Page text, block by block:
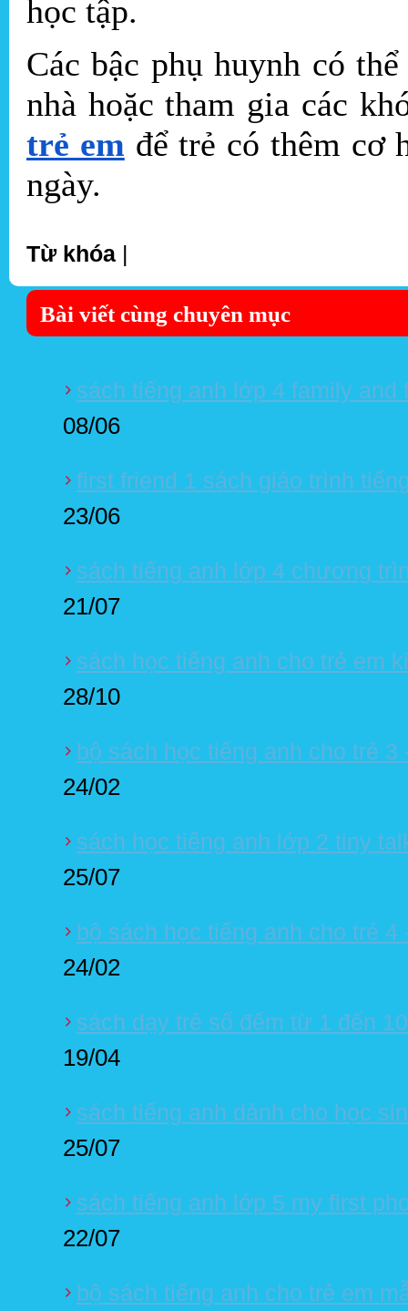
học tập.
Các bậc phụ huynh có
nhà hoặc tham gia các
trẻ em để trẻ có thêm cơ
ngày.
Từ khóa |
Bài viết cùng chuyên mục
sách tiếng anh lớp 4 family and
08/06
first friend 1 sách giáo trình
23/06
sách tiếng anh lớp 4 chương
21/07
sách học tiếng anh cho trẻ em
28/10
bộ sách học tiếng anh cho trẻ
24/02
sách học tiếng anh lớp 2 tiny
25/07
bộ sách học tiếng anh cho trẻ
24/02
sách dạy trẻ số đếm từ 1 đến
19/04
sách tiếng anh dành cho học
25/07
sách tiếng anh lớp 5 my first
22/07
bộ sách tiếng anh cho trẻ em